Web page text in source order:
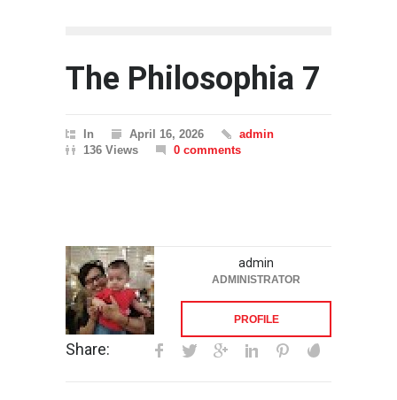
The Philosophia 7
In April 16, 2026
admin
136 Views
0 comments
admin
ADMINISTRATOR
PROFILE
Share: